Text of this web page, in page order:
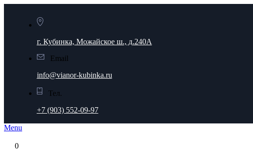
г. Кубинка, Можайское ш., д.240А
Email
info@vianor-kubinka.ru
Тел.
+7 (903) 552-09-97
Menu
0